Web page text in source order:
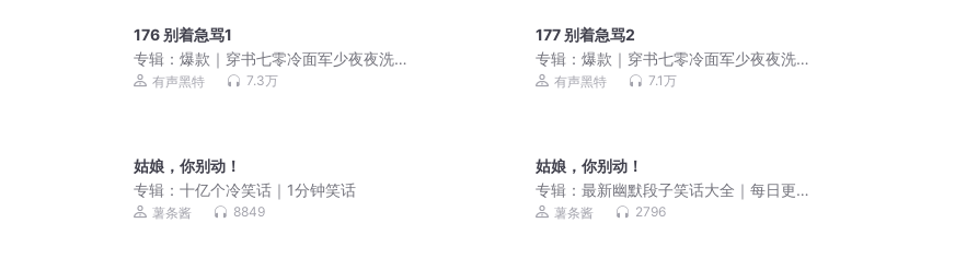
176 别着急骂1
专辑：爆款｜穿书七零冷面军少夜夜洗
床单｜甜宠爽文 | 多人有声剧
有声黑特 7.3万
177 别着急骂2
专辑：爆款｜穿书七零冷面军少夜夜洗
床单｜甜宠爽文 | 多人有声剧
有声黑特 7.1万
姑娘，你别动！
专辑：十亿个冷笑话｜1分钟笑话
薯条酱 8849
姑娘，你别动！
专辑：最新幽默段子笑话大全｜每日更
新 薯条酱 2796